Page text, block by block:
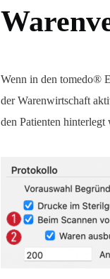
Wenn in den tomedo®
der Warenwirtschaft
den Patienten hinterlegt